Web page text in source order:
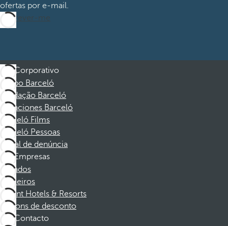
ofertas por e-mail.
Inscrever-me
Corporativo
Grupo Barceló
Fundação Barceló
Vacaciones Barceló
Barceló Films
Barceló Pessoas
Canal de denúncia
Empresas
Afiliados
Parceiros
Dorint Hotels & Resorts
Cupons de desconto
Contacto